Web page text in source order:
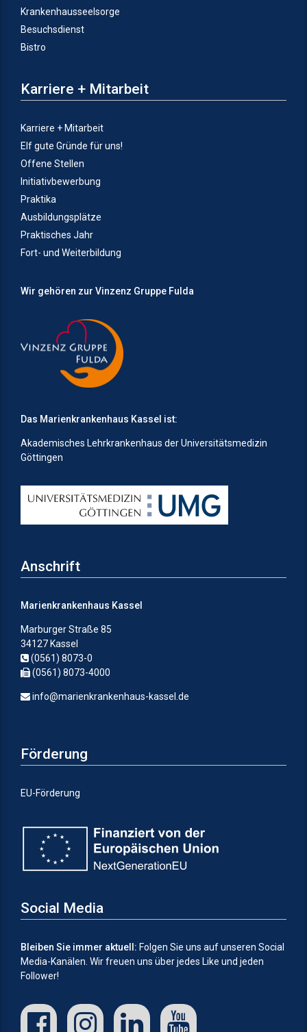
Krankenhausseelsorge
Besuchsdienst
Bistro
Karriere + Mitarbeit
Karriere + Mitarbeit
Elf gute Gründe für uns!
Offene Stellen
Initiativbewerbung
Praktika
Ausbildungsplätze
Praktisches Jahr
Fort- und Weiterbildung
Wir gehören zur Vinzenz Gruppe Fulda
Das Marienkrankenhaus Kassel ist:
Akademisches Lehrkrankenhaus der Universitätsmedizin
Göttingen
Anschrift
Marienkrankenhaus Kassel
Marburger Straße 85
34127 Kassel
(0561) 8073-0
(0561) 8073-4000
info@marienkrankenhaus-kassel.de
Förderung
EU-Förderung
Social Media
Bleiben Sie immer aktuell: Folgen Sie uns auf unseren Social
Media-Kanälen. Wir freuen uns über jedes Like und jeden
Follower!